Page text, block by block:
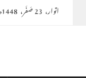
اتوار،23صــَــفــَــر،1448ھ